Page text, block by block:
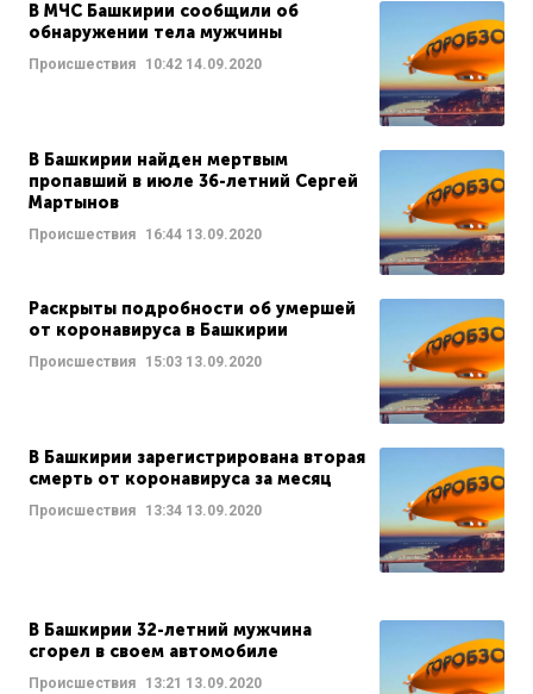
В МЧС Башкирии сообщили об
обнаружении тела мужчины
Происшествия 10:42 14.09.2020
В Башкирии найден мертвым
пропавший в июле 36-летний Сергей
Мартынов
Происшествия 16:44 13.09.2020
Раскрыты подробности об умершей
от коронавируса в Башкирии
Происшествия 15:03 13.09.2020
В Башкирии зарегистрирована вторая
смерть от коронавируса за месяц
Происшествия 13:34 13.09.2020
В Башкирии 32-летний мужчина
сгорел в своем автомобиле
Происшествия 13:21 13.09.2020